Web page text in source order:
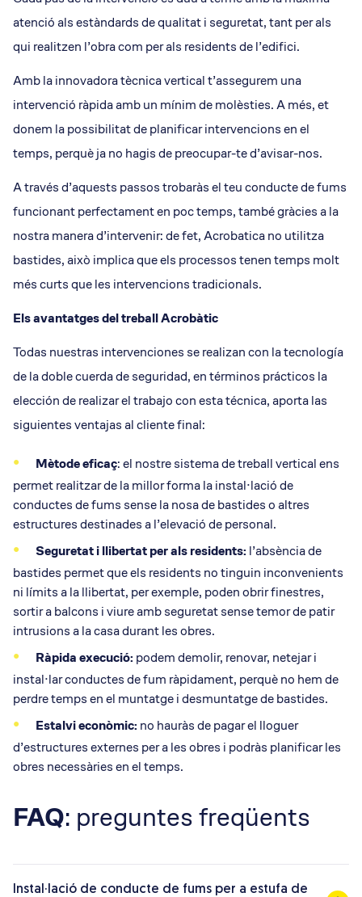
atenció als estàndards de qualitat i seguretat, tant per als
qui realitzen l’obra com per als residents de l’edifici.
Amb la innovadora tècnica vertical t’assegurem una
intervenció ràpida amb un mínim de molèsties. A més, et
donem la possibilitat de planificar intervencions en el
temps, perquè ja no hagis de preocupar-te d’avisar-nos.
A través d’aquests passos trobaràs el teu conducte de fums
funcionant perfectament en poc temps, també gràcies a la
nostra manera d’intervenir: de fet, Acrobatica no utilitza
bastides, això implica que els processos tenen temps molt
més curts que les intervencions tradicionals.
Els avantatges del treball Acrobàtic
Todas nuestras intervenciones se realizan con la tecnología
de la doble cuerda de seguridad, en términos prácticos la
elección de realizar el trabajo con esta técnica, aporta las
siguientes ventajas al cliente final:
Mètode eficaç: el nostre sistema de treball vertical ens
permet realitzar de la millor forma la instal·lació de
conductes de fums sense la nosa de bastides o altres
estructures destinades a l’elevació de personal.
Seguretat i llibertat per als residents: l’absència de
bastides permet que els residents no tinguin inconvenients
ni límits a la llibertat, per exemple, poden obrir finestres,
sortir a balcons i viure amb seguretat sense temor de patir
intrusions a la casa durant les obres.
Ràpida execució: podem demolir, renovar, netejar i
instal·lar conductes de fum ràpidament, perquè no hem de
perdre temps en el muntatge i desmuntatge de bastides.
Estalvi econòmic: no hauràs de pagar el lloguer
d’estructures externes per a les obres i podràs planificar les
obres necessàries en el temps.
FAQ: preguntes freqüents
Instal·lació de conducte de fums per a estufa de